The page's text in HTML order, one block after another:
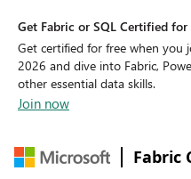
Get Fabric or SQL Certified for
Get certified for free when you
2026 and dive into Fabric,
other essential data skills.
Join now
Fabric